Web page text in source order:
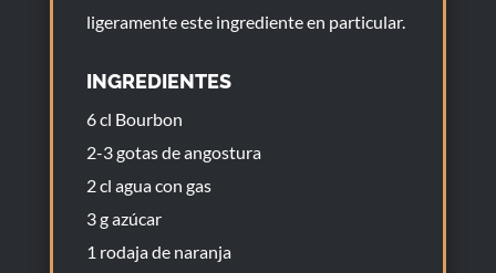
ligeramente este ingrediente en particular.
INGREDIENTES
6 cl Bourbon
2-3 gotas de angostura
2 cl agua con gas
3 g azúcar
1 rodaja de naranja